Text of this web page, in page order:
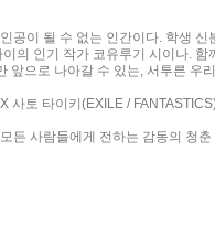
공이 될 수 없는 인간이다. 학생
의 인기 작가 코유루기 시이나.
앞으로 나아갈 수 있는, 서투른 우
사토 타이키(EXILE /
든 사람들에게 전하는 감동의 청춘